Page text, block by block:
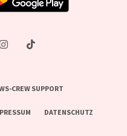
CREW SUPPORT
DATENSCHUTZ